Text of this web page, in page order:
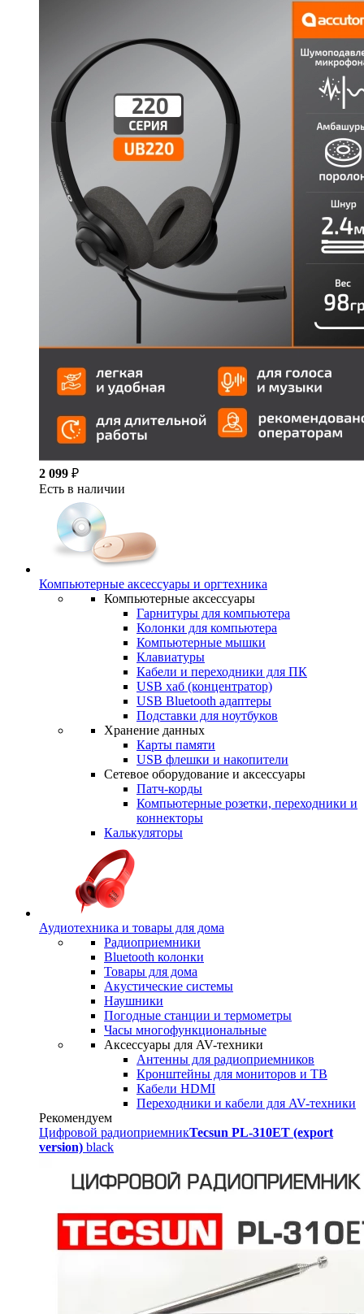
2 099 ₽
Есть в наличии
Компьютерные аксессуары и оргтехника
Компьютерные аксессуары
Гарнитуры для компьютера
Колонки для компьютера
Компьютерные мышки
Клавиатуры
Кабели и переходники для ПК
USB хаб (концентратор)
USB Bluetooth адаптеры
Подставки для ноутбуков
Хранение данных
Карты памяти
USB флешки и накопители
Сетевое оборудование и аксессуары
Патч-корды
Компьютерные розетки, переходники и
коннекторы
Калькуляторы
Аудиотехника и товары для дома
Радиоприемники
Bluetooth колонки
Товары для дома
Акустические системы
Наушники
Погодные станции и термометры
Часы многофункциональные
Аксессуары для AV-техники
Антенны для радиоприемников
Кронштейны для мониторов и ТВ
Кабели HDMI
Переходники и кабели для AV-техники
Рекомендуем
Цифровой радиоприемникTecsun PL-310ET (export
version) black